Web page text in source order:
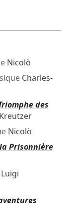
Nicolò
Charles-
des
Nicolò
Prisonnière
Luigi